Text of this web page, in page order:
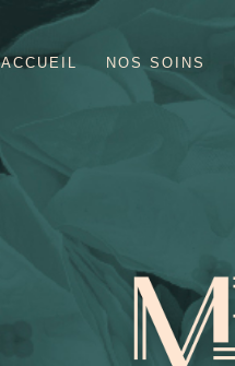
ACCUEIL NOS SOINS